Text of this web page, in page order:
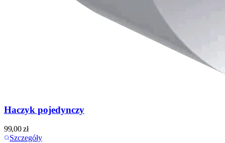
Haczyk pojedynczy
99,00zł
Szczegóły